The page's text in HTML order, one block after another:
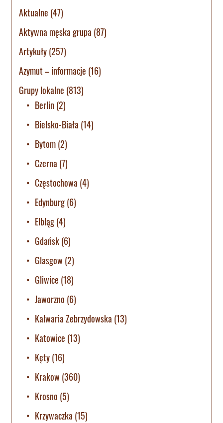
Aktualne (47)
Aktywna męska grupa (87)
Artykuły(257)
Azymut – informacje (16)
Grupy lokalne (813)
Berlin (2)
Bielsko-Biała (14)
Bytom(2)
Czerna (7)
Częstochowa (4)
Edynburg(6)
Elbląg(4)
Gdańsk(6)
Glasgow (2)
Gliwice (18)
Jaworzno (6)
Kalwaria Zebrzydowska (13)
Katowice (13)
Kęty(16)
Krakow (360)
Krosno (5)
Krzywaczka (15)